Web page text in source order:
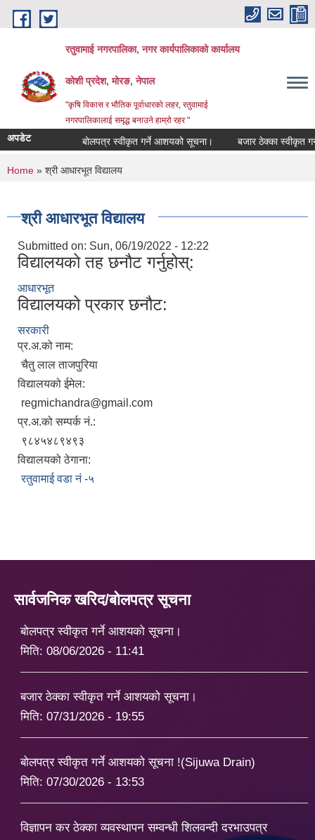
Skip to main content
रतुवामाई नगरपालिका, नगर कार्यपालिकाको कार्यालय
कोशी प्रदेश, मोरङ, नेपाल
"कृषि विकास र भौतिक पूर्वाधारको लहर, रतुवामाई
नगरपालिकालाई समृद्ध बनाउने हाम्रो रहर "
अपडेट बोलपत्र स्वीकृत गर्ने आशयको सूचना। बजार ठेक्का स्वीकृत
You are here
Home » श्री आधारभूत विद्यालय
श्री आधारभूत विद्यालय
Submitted on: Sun, 06/19/2022 - 12:22
विद्यालयको तह छनौट गर्नुहोस्:
आधारभूत
विद्यालयको प्रकार छनौट:
सरकारी
प्र.अ.को नाम:
चैतु लाल ताजपुरिया
विद्यालयको ईमेल:
regmichandra@gmail.com
प्र.अ.को सम्पर्क नं.:
९८४५४८९४९३
विद्यालयको ठेगाना:
रतुवामाई वडा नं -५
सार्वजनिक खरिद/बोलपत्र सूचना
बोलपत्र स्वीकृत गर्ने आशयको सूचना।
मिति: 08/06/2026 - 11:41
बजार ठेक्का स्वीकृत गर्ने आशयको सूचना।
मिति: 07/31/2026 - 19:55
बोलपत्र स्वीकृत गर्ने आशयको सूचना !(Sijuwa Drain)
मिति: 07/30/2026 - 13:53
विज्ञापन कर ठेक्का व्यवस्थापन सम्वन्धी शिलवन्दी दरभाउपत्र